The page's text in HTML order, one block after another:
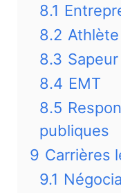
8.1
8.2 Athlète
8.3
8.4 EMT
8.5
publiques
9 Carrières
9.1